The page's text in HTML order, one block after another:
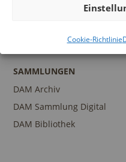
Cookie-Richtlinie
SAMMLUNGEN
DAM Archiv
DAM Sammlung Digital
DAM Bibliothek